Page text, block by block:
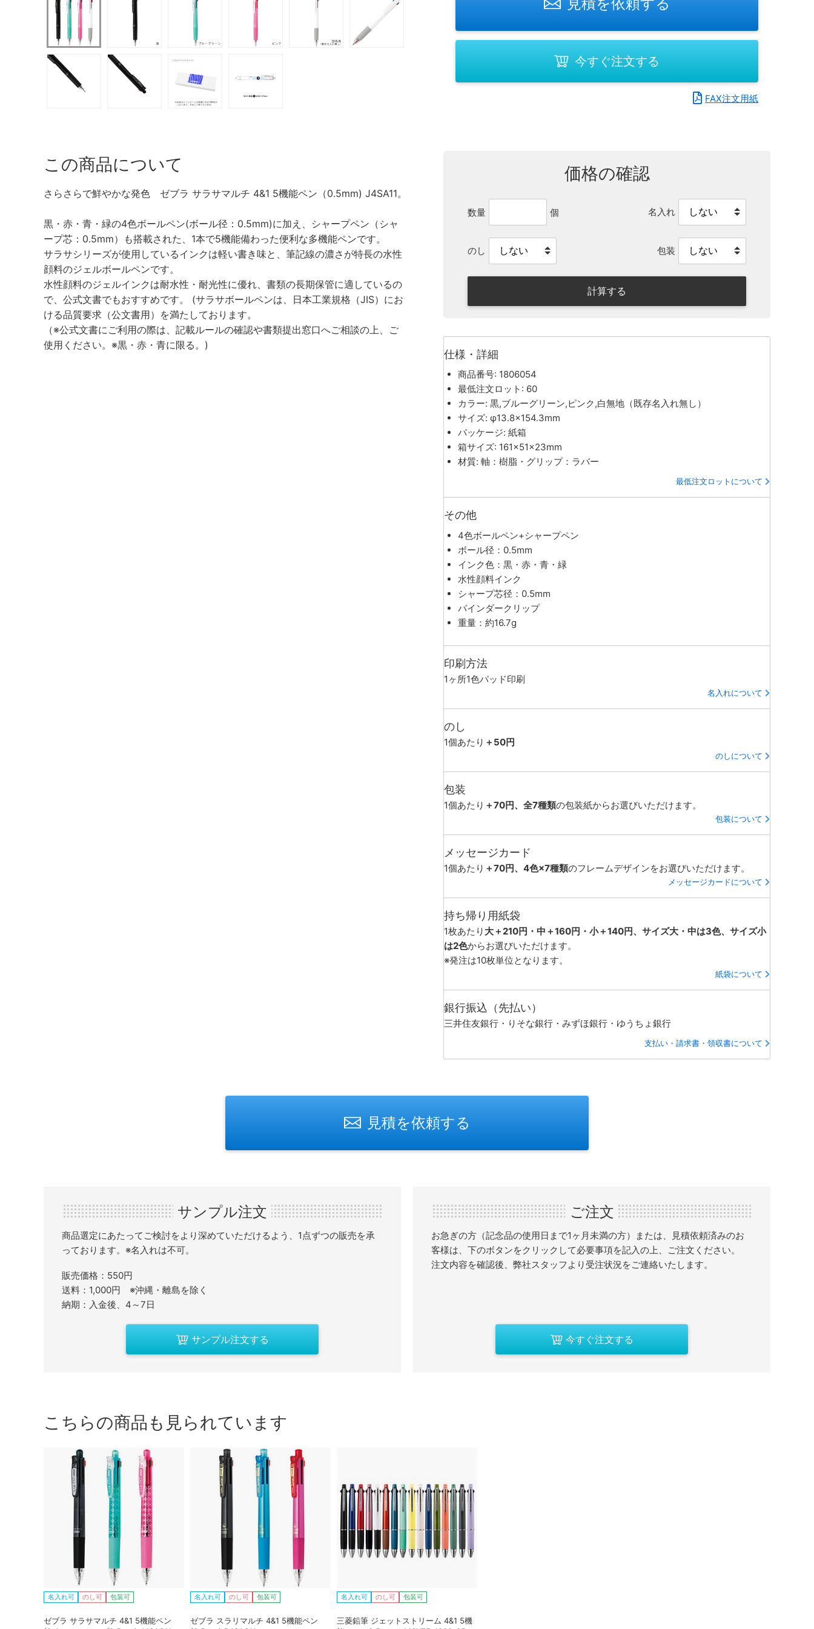
今すぐ注文する
FAX注文用紙
この商品について
さらさらで鮮やかな発色 ゼブラ サラサマルチ 4&1 5機能ペン（0.5mm) J4SA11。
黒・赤・青・緑の4色ボールペン(ボール径：0.5mm)に加え、シャープペン（シャ
ープ芯：0.5mm）も搭載された、1本で5機能備わった便利な多機能ペンです。
サラサシリーズが使用しているインクは軽い書き味と、筆記線の濃さが特長の水性
顔料のジェルボールペンです。
水性顔料のジェルインクは耐水性・耐光性に優れ、書類の長期保管に適しているの
で、公式文書でもおすすめです。 (サラサボールペンは、日本工業規格（JIS）にお
ける品質要求（公文書用）を満たしております。
（※公式文書にご利用の際は、記載ルールの確認や書類提出窓口へご相談の上、ご
使用ください。※黒・赤・青に限る。)
価格の確認
数量 個 名入れ
のし 包装
計算する
仕様・詳細
商品番号: 1806054
最低注文ロット: 60
カラー: 黒,ブルーグリーン,ピンク,白無地（既存名入れ無し）
サイズ: φ13.8×154.3mm
パッケージ: 紙箱
箱サイズ: 161×51×23mm
材質: 軸：樹脂・グリップ：ラバー
最低注文ロットについて
その他
4色ボールペン+シャープペン
ボール径：0.5mm
インク色：黒・赤・青・緑
水性顔料インク
シャープ芯径：0.5mm
バインダークリップ
重量：約16.7g
印刷方法
1ヶ所1色パッド印刷
名入れについて
のし
1個あたり ＋50円
のしについて
包装
1個あたり ＋70円、全7種類の包装紙からお選びいただけます。
包装について
メッセージカード
1個あたり ＋70円、4色×7種類のフレームデザインをお選びいただけます。
メッセージカードについて
持ち帰り用紙袋
1枚あたり 大＋210円・中＋160円・小＋140円、サイズ大・中は3色、サイズ小
は2色からお選びいただけます。
※発注は10枚単位となります。
紙袋について
銀行振込（先払い）
三井住友銀行・りそな銀行・みずほ銀行・ゆうちょ銀行
支払い・請求書・領収書について
見積を依頼する
サンプル注文
商品選定にあたってご検討をより深めていただけるよう、1点ずつの販売を承
っております。※名入れは不可。
販売価格：550円
送料：1,000円 ※沖縄・離島を除く
納期：入金後、4～7日
サンプル注文する
ご注文
お急ぎの方（記念品の使用日まで1ヶ月未満の方）または、見積依頼済みのお
客様は、下のボタンをクリックして必要事項を記入の上、ご注文ください。
注文内容を確認後、弊社スタッフより受注状況をご連絡いたします。
今すぐ注文する
こちらの商品も見られています
名入れ可 のし可 包装可
ゼブラ サラサマルチ 4&1 5機能ペン
名入れ可 のし可 包装可
ゼブラ スラリマルチ 4&1 5機能ペン
名入れ可 のし可 包装可
三菱鉛筆 ジェットストリーム 4&1 5機